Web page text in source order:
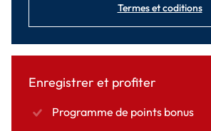
Termes et coditions
Enregistrer et profiter
Programme de points bonus